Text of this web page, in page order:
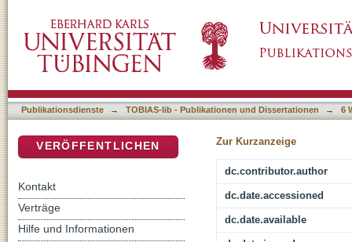
von Flüe dialektal auszustatten
Publikationsdienste → TOBIAS-lib - Publikationen und Dissertationen → 6
Zur Kurzanzeige
dc.contributor.author
dc.date.accessioned
dc.date.available
VERÖFFENTLICHEN
Kontakt
Verträge
Hilfe und Informationen